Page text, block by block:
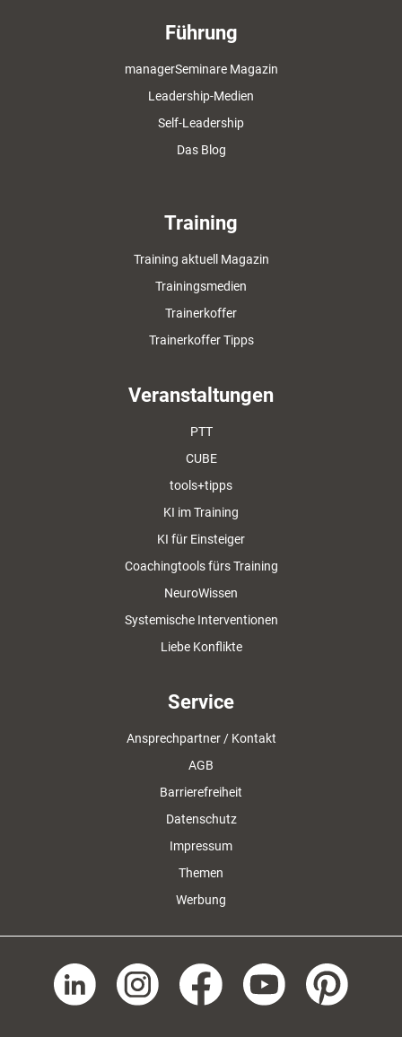
Führung
managerSeminare Magazin
Leadership-Medien
Self-Leadership
Das Blog
Training
Training aktuell Magazin
Trainingsmedien
Trainerkoffer
Trainerkoffer Tipps
Veranstaltungen
PTT
CUBE
tools+tipps
KI im Training
KI für Einsteiger
Coachingtools fürs Training
NeuroWissen
Systemische Interventionen
Liebe Konflikte
Service
Ansprechpartner / Kontakt
AGB
Barrierefreiheit
Datenschutz
Impressum
Themen
Werbung